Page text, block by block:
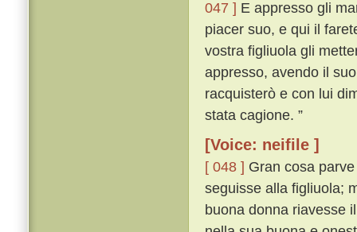
047 ] E appresso gli
piacer suo, e qui il
vostra figliuola gli
appresso, avendo il
racquisterò e con lui
stata cagione. ”
[Voice: neifile ]
[ 048 ] Gran cosa
seguisse alla figliuola;
buona donna riavesse